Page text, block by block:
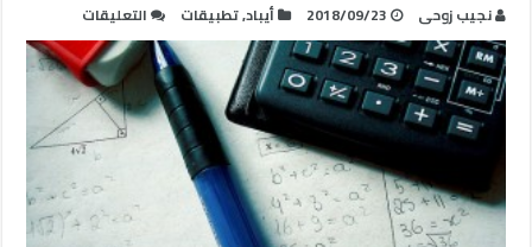
نجيب زوحى 2018/09/23 أيباد,تطبيقات التعليقات
5
من
أهم
تطبيقات
iOS
خاصة
بالرياضيات
مغلقة